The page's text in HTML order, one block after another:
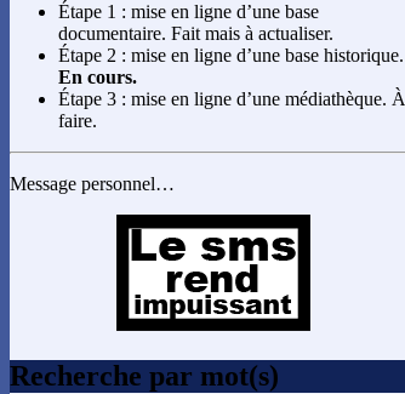
Étape 1 : mise en ligne d’une base
documentaire. Fait mais à actualiser.
Étape 2 : mise en ligne d’une base historique.
En cours.
Étape 3 : mise en ligne d’une médiathèque. À
faire.
Message personnel…
Recherche par mot(s)